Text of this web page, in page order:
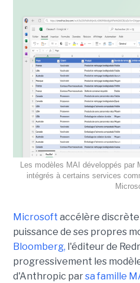
Les modèles MAI développés par
intégrés à certains services
Microsoft accélère
puissance de ses propres
Bloomberg, l'éditeur de
progressivement les
d'Anthropic parsa famille